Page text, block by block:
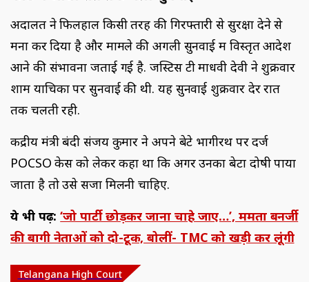
अदालत ने फिलहाल किसी तरह की गिरफ्तारी से सुरक्षा देने से
मना कर दिया है और मामले की अगली सुनवाई में विस्तृत आदेश
आने की संभावना जताई गई है. जस्टिस टी माधवी देवी ने शुक्रवार
शाम याचिका पर सुनवाई की थी. यह सुनवाई शुक्रवार देर रात
तक चलती रही.
केंद्रीय मंत्री बंदी संजय कुमार ने अपने बेटे भागीरथ पर दर्ज
POCSO केस को लेकर कहा था कि अगर उनका बेटा दोषी पाया
जाता है तो उसे सजा मिलनी चाहिए.
ये भी पढ़ें:‘जो पार्टी छोड़कर जाना चाहे जाए…’, ममता बनर्जी
की बागी नेताओं को दो-टूक, बोलीं- TMC को खड़ी कर लूंगी
Telangana High Court